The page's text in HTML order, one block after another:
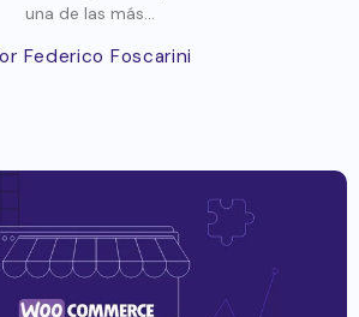
una de las más...
Federico Foscarini